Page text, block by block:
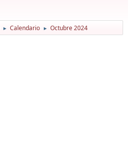
► Calendario ► Octubre 2024